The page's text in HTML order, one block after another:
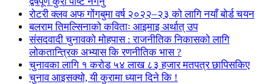
रोटरी क्लव अफ गोंगबुमा वर्ष २०२२–२३ को लागि नयाँ बोर्ड चयन
बलराम तिमल्सिनाको कविताः आइमाइ अर्थात् उप
संसदवादी चुनावको मोहपास : राजनीतिक निकासको लागि
लोकतान्त्रिक अभ्यास कि रणनीतिक भास ?
चुनावका लागि १ करोड ५४ लाख ८३ हजार मतपत्र छापिसकिए
चुनाव आइसक्यो, यी कुरामा ध्यान दिने कि !